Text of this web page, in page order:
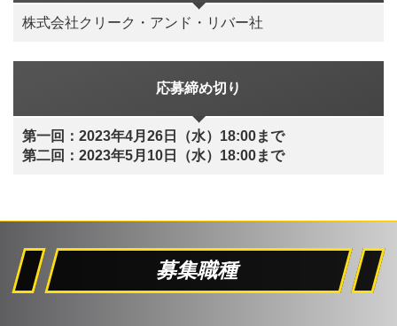
株式会社クリーク・アンド・リバー社
応募締め切り
第一回：2023年4月26日（水）18:00まで
第二回：2023年5月10日（水）18:00まで
募集職種